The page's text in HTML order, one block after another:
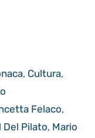
, Cultura,
Felaco,
Del Pilato, Mario